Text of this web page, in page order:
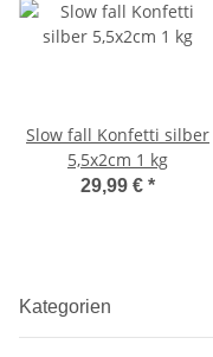
Slow fall Konfetti silber
5,5x2cm 1 kg
29,99 € *
Kategorien